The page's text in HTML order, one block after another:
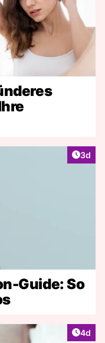
3d
Guide: So
4d